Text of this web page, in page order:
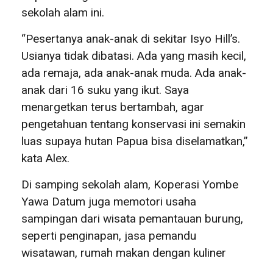
sekolah alam ini.
“Pesertanya anak-anak di sekitar Isyo Hill’s.
Usianya tidak dibatasi. Ada yang masih kecil,
ada remaja, ada anak-anak muda. Ada anak-
anak dari 16 suku yang ikut. Saya
menargetkan terus bertambah, agar
pengetahuan tentang konservasi ini semakin
luas supaya hutan Papua bisa diselamatkan,”
kata Alex.
Di samping sekolah alam, Koperasi Yombe
Yawa Datum juga memotori usaha
sampingan dari wisata pemantauan burung,
seperti penginapan, jasa pemandu
wisatawan, rumah makan dengan kuliner